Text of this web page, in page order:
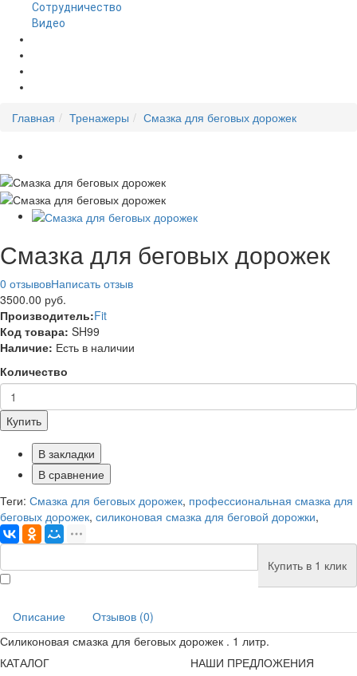
Сотрудничество
Видео
Главная Тренажеры Смазка для беговых дорожек
Смазка для беговых дорожек
0 отзывовНаписать отзыв
3500.00 руб.
Производитель:Fit
Код товара: SH99
Наличие: Есть в наличии
Количество
Купить
В закладки
В сравнение
Теги: Смазка для беговых дорожек, профессиональная смазка для
беговых дорожек, силиконовая смазка для беговой дорожки,
Купить в 1 клик
Описание
Отзывов (0)
Силиконовая смазка для беговых дорожек . 1 литр.
КАТАЛОГ
НАШИ ПРЕДЛОЖЕНИЯ